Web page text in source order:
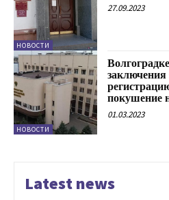
НОВОСТИ
27.09.2023
НОВОСТИ
покушение
01.03.2023
Latest news